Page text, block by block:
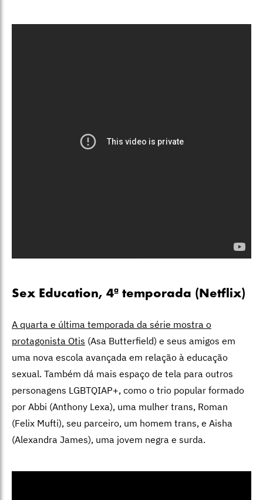
Sex Education, 4ª temporada (Netflix)
A quarta e última temporada da série mostra o
protagonista Otis (Asa Butterfield) e seus amigos em
uma nova escola avançada em relação à educação
sexual. Também dá mais espaço de tela para outros
personagens LGBTQIAP+, como o trio popular formado
por Abbi (Anthony Lexa), uma mulher trans, Roman
(Felix Mufti), seu parceiro, um homem trans, e Aisha
(Alexandra James), uma jovem negra e surda.